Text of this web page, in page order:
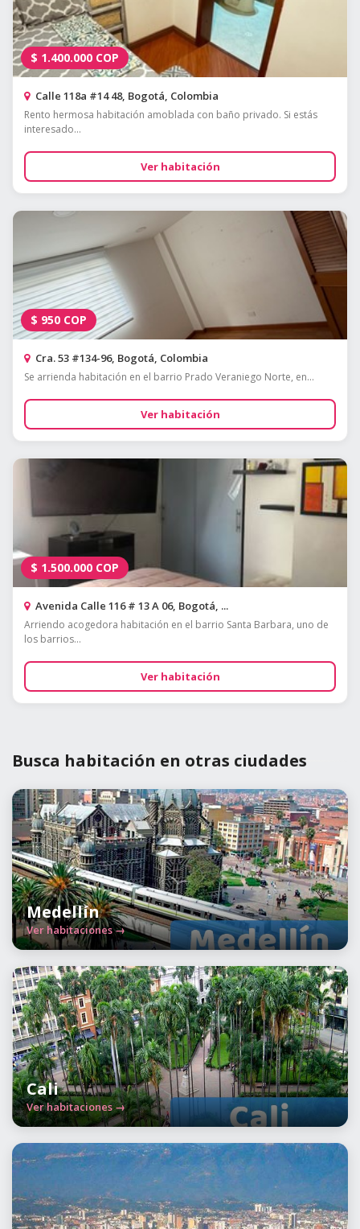
$ 1.400.000 COP
Calle 118a #14 48, Bogotá, Colombia
Rento hermosa habitación amoblada con baño privado. Si estás
interesado...
Ver habitación
$ 950 COP
Cra. 53 #134-96, Bogotá, Colombia
Se arrienda habitación en el barrio Prado Veraniego Norte, en...
Ver habitación
$ 1.500.000 COP
Avenida Calle 116 # 13 A 06, Bogotá, ...
Arriendo acogedora habitación en el barrio Santa Barbara, uno de
los barrios...
Ver habitación
Busca habitación en otras ciudades
Medellín
Ver habitaciones →
Cali
Ver habitaciones →